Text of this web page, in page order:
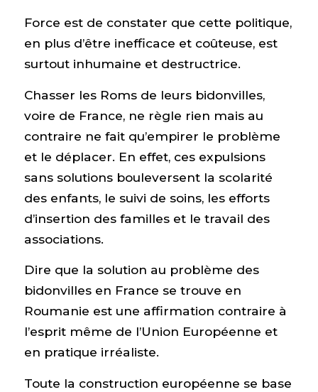
Force est de constater que cette politique,
en plus d’être inefficace et coûteuse, est
surtout inhumaine et destructrice.
Chasser les Roms de leurs bidonvilles,
voire de France, ne règle rien mais au
contraire ne fait qu’empirer le problème
et le déplacer. En effet, ces expulsions
sans solutions bouleversent la scolarité
des enfants, le suivi de soins, les efforts
d’insertion des familles et le travail des
associations.
Dire que la solution au problème des
bidonvilles en France se trouve en
Roumanie est une affirmation contraire à
l’esprit même de l’Union Européenne et
en pratique irréaliste.
Toute la construction européenne se base